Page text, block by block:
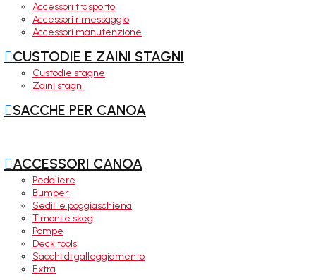
Accessori trasporto
Accessori rimessaggio
Accessori manutenzione
CUSTODIE E ZAINI STAGNI
Custodie stagne
Zaini stagni
SACCHE PER CANOA
ACCESSORI CANOA
Pedaliere
Bumper
Sedili e poggiaschiena
Timoni e skeg
Pompe
Deck tools
Sacchi di galleggiamento
Extra